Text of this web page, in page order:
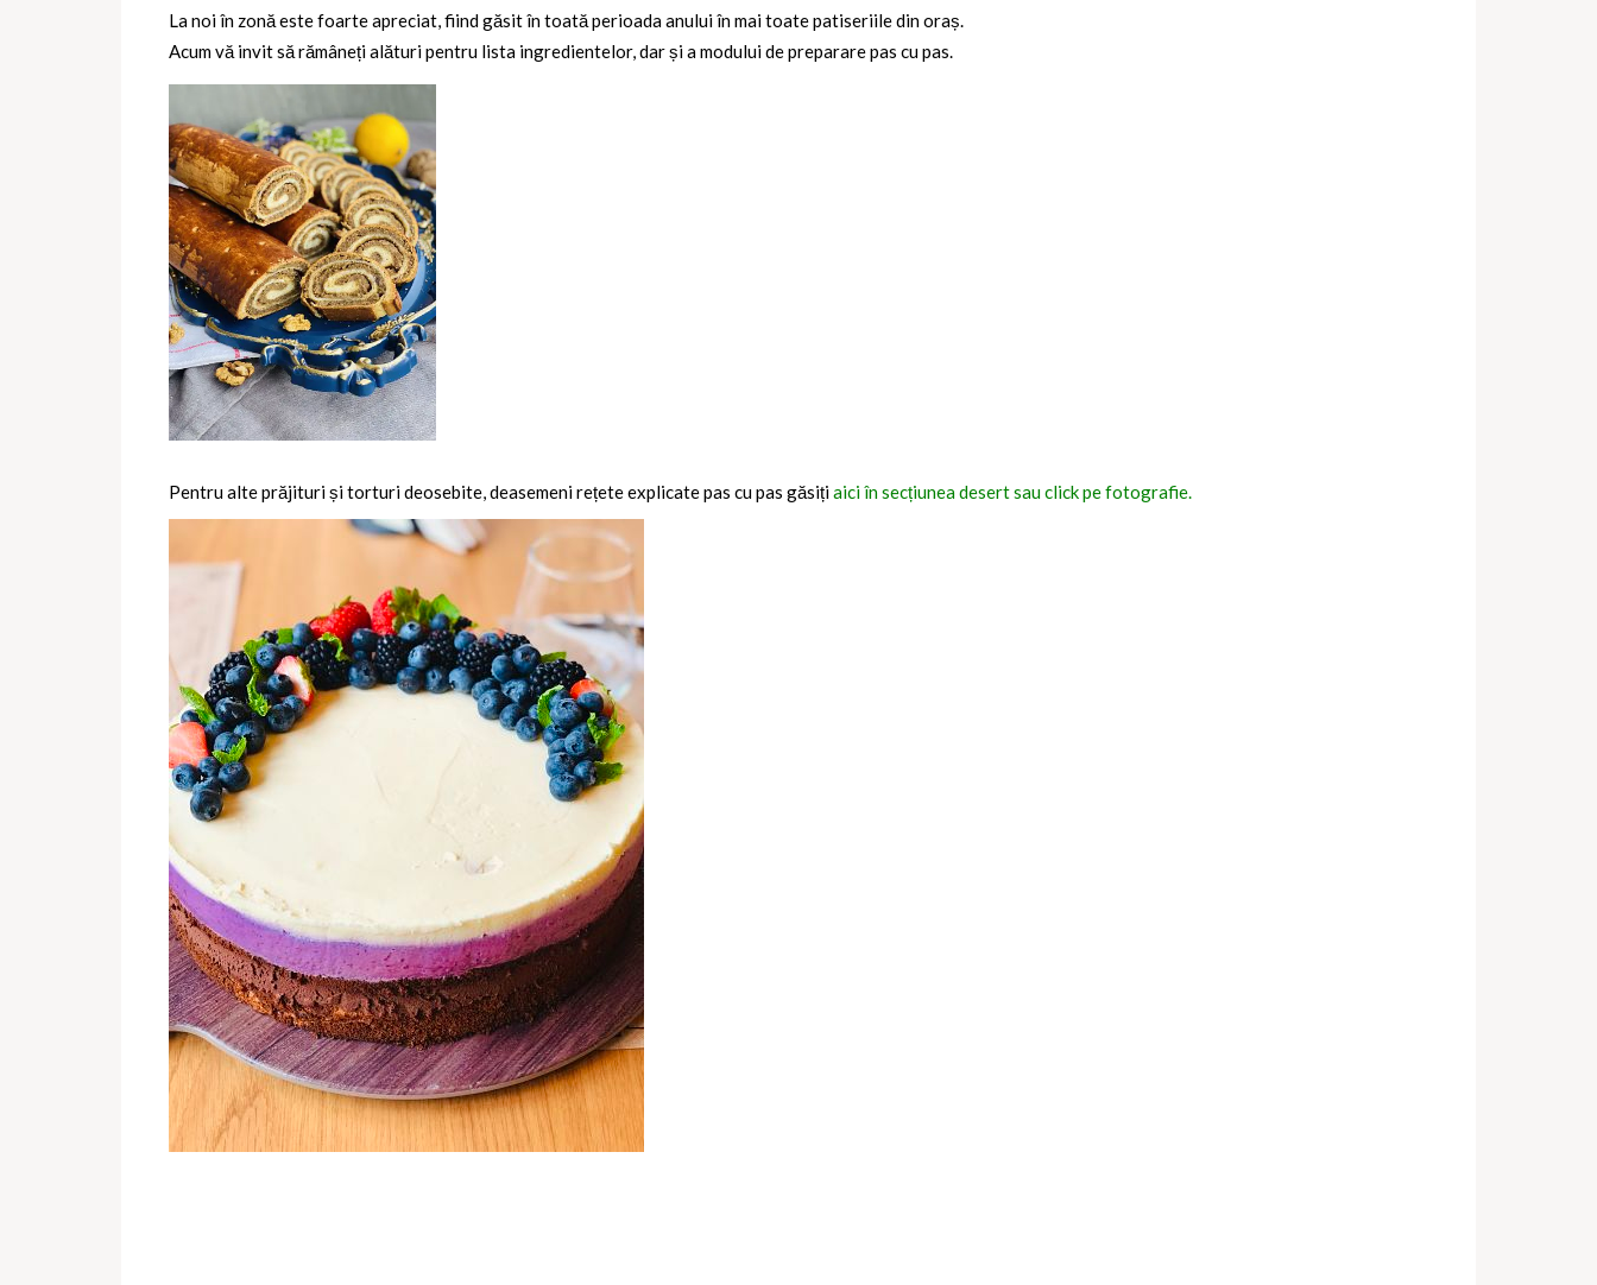
La noi în zonă este foarte apreciat, fiind găsit în toată perioada anului în mai toate patiseriile din oraș.
Acum vă invit să rămâneți alături pentru lista ingredientelor, dar și a modului de preparare pas cu pas.
Pentru alte prăjituri și torturi deosebite, deasemeni rețete explicate pas cu pas găsițiaici în secțiunea desert sau click pe fotografie.